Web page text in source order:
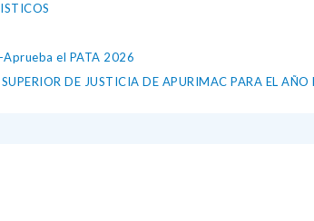
el PATA 2026
DE JUSTICIA DE APURIMAC PARA EL AÑO